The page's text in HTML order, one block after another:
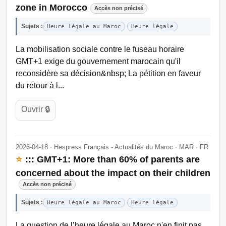
zone in Morocco
Accès non précisé
Sujets : Heure légale au Maroc Heure légale
La mobilisation sociale contre le fuseau horaire
GMT+1 exige du gouvernement marocain qu'il
reconsidère sa décision&nbsp; La pétition en faveur
du retour à l...
Ouvrir 🔒
2026-04-18 · Hespress Français - Actualités du Maroc · MAR · FR
⭐ ::: GMT+1: More than 60% of parents are
concerned about the impact on their children
Accès non précisé
Sujets : Heure légale au Maroc Heure légale